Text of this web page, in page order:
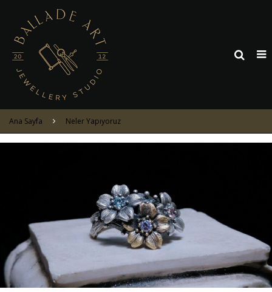
Ana Sayfa Neler Yapıyoruz